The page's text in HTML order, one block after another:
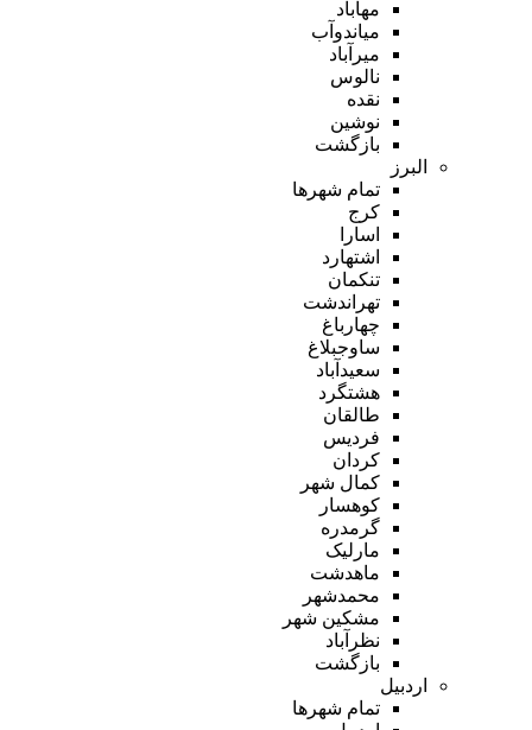
مهاباد
میاندوآب
میرآباد
نالوس
نقده
نوشین
بازگشت
البرز
تمام شهر‌ها
کرج
اسارا
اشتهارد
تنکمان
تهراندشت
چهارباغ
ساوجبلاغ
سعیدآباد
هشتگرد
طالقان
فردیس
کردان
کمال شهر
کوهسار
گرمدره
مارلیک
ماهدشت
محمدشهر
مشکین شهر
نظرآباد
بازگشت
اردبیل
تمام شهر‌ها